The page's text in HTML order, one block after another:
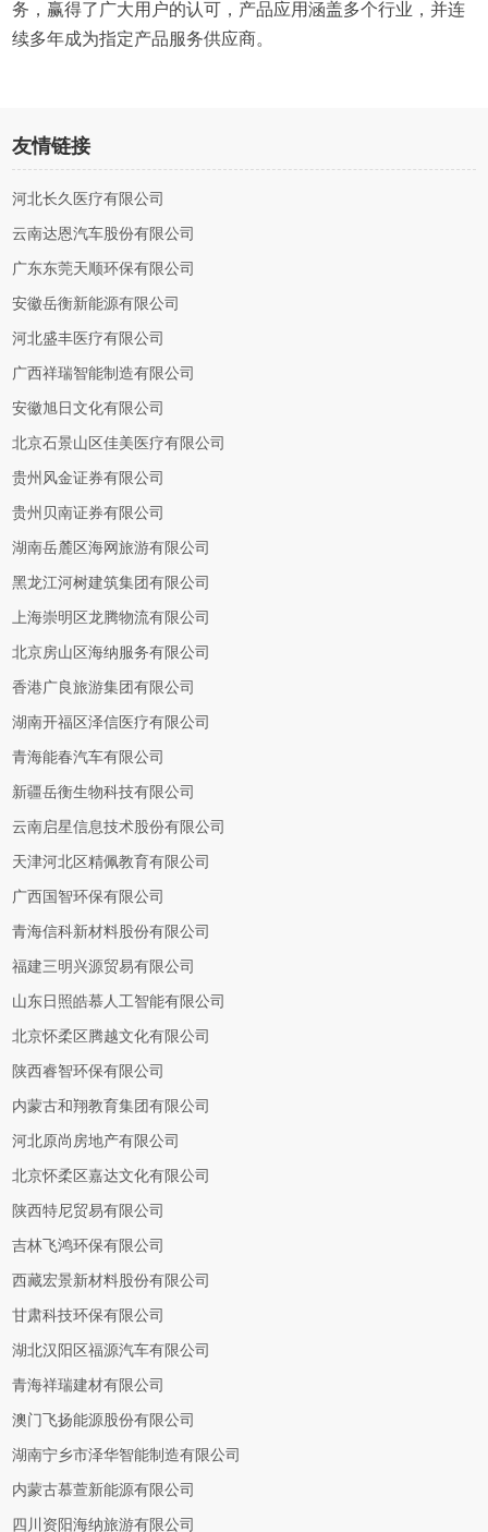
务，赢得了广大用户的认可，产品应用涵盖多个行业，并连
续多年成为指定产品服务供应商。
友情链接
河北长久医疗有限公司
云南达恩汽车股份有限公司
广东东莞天顺环保有限公司
安徽岳衡新能源有限公司
河北盛丰医疗有限公司
广西祥瑞智能制造有限公司
安徽旭日文化有限公司
北京石景山区佳美医疗有限公司
贵州风金证券有限公司
贵州贝南证券有限公司
湖南岳麓区海网旅游有限公司
黑龙江河树建筑集团有限公司
上海崇明区龙腾物流有限公司
北京房山区海纳服务有限公司
香港广良旅游集团有限公司
湖南开福区泽信医疗有限公司
青海能春汽车有限公司
新疆岳衡生物科技有限公司
云南启星信息技术股份有限公司
天津河北区精佩教育有限公司
广西国智环保有限公司
青海信科新材料股份有限公司
福建三明兴源贸易有限公司
山东日照皓慕人工智能有限公司
北京怀柔区腾越文化有限公司
陕西睿智环保有限公司
内蒙古和翔教育集团有限公司
河北原尚房地产有限公司
北京怀柔区嘉达文化有限公司
陕西特尼贸易有限公司
吉林飞鸿环保有限公司
西藏宏景新材料股份有限公司
甘肃科技环保有限公司
湖北汉阳区福源汽车有限公司
青海祥瑞建材有限公司
澳门飞扬能源股份有限公司
湖南宁乡市泽华智能制造有限公司
内蒙古慕萱新能源有限公司
四川资阳海纳旅游有限公司